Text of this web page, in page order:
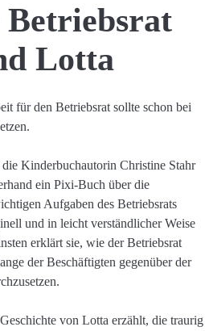
Lotta
für den Betriebsrat sollte schon bei
die Kinderbuchautorin Christine Stahr
ein Pixi-Buch über die
Aufgaben des Betriebsrats
und in leicht verständlicher Weise
erklärt sie, wie der Betriebsrat
der Beschäftigten gegenüber der
von Lotta erzählt, die traurig